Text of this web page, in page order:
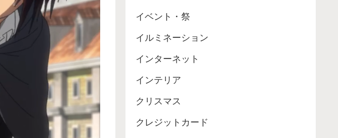
イベント・祭
イルミネーション
インターネット
インテリア
クリスマス
クレジットカード